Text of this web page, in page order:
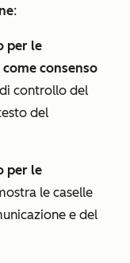
:
per le
consenso
controllo del
del
per le
le caselle
e del